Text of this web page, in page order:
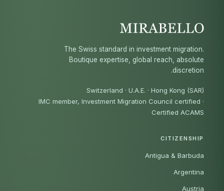
The Swiss standard in investment migration.
Boutique expertise, global reach, absolute
discretion.
Switzerland · U.A.E. · Hong Kong (SAR)
IMC member, Investment Migration Council certified ·
Certified ACAMS
CITIZENSHIP
Antigua & Barbuda
Argentina
Austria